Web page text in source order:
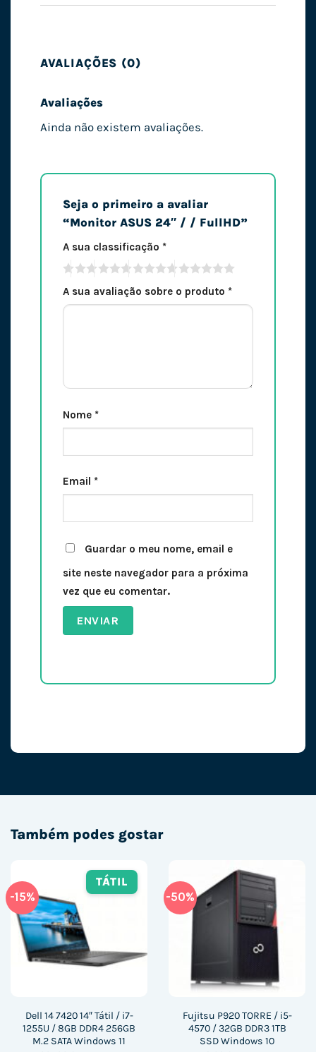
AVALIAÇÕES (0)
Avaliações
Ainda não existem avaliações.
Seja o primeiro a avaliar
“Monitor ASUS 24″ / / FullHD”
A sua classificação *
A sua avaliação sobre o produto *
Nome *
Email *
Guardar o meu nome, email e
site neste navegador para a próxima
vez que eu comentar.
Também podes gostar
-15%
TÁTIL
Dell 14 7420 14″ Tátil / i7-
1255U / 8GB DDR4 256GB
M.2 SATA Windows 11
-50%
Fujitsu P920 TORRE / i5-
4570 / 32GB DDR3 1TB
SSD Windows 10